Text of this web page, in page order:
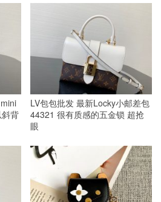
背
LV包包批发 最新Locky小邮差包
44321 很有质感的五金锁 超抢
眼